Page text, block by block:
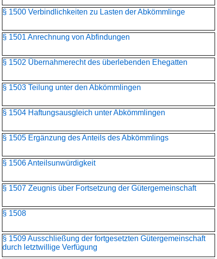
§ 1500 Verbindlichkeiten zu Lasten der Abkömmlinge
§ 1501 Anrechnung von Abfindungen
§ 1502 Übernahmerecht des überlebenden Ehegatten
§ 1503 Teilung unter den Abkömmlingen
§ 1504 Haftungsausgleich unter Abkömmlingen
§ 1505 Ergänzung des Anteils des Abkömmlings
§ 1506 Anteilsunwürdigkeit
§ 1507 Zeugnis über Fortsetzung der Gütergemeinschaft
§ 1508
§ 1509 Ausschließung der fortgesetzten Gütergemeinschaft
durch letztwillige Verfügung